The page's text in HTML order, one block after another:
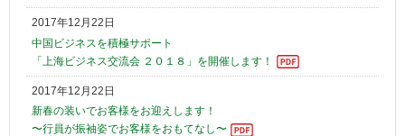
2017年12月22日
中国ビジネスを積極サポート
「上海ビジネス交流会 ２０１８」を開催します！
2017年12月22日
新春の装いでお客様をお迎えします！
〜行員が振袖姿でお客様をおもてなし〜